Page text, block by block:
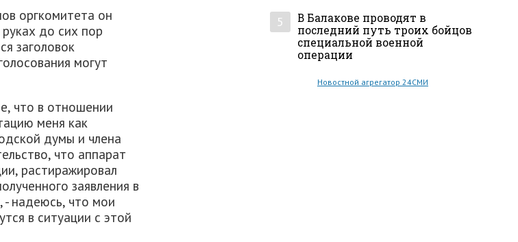
оргкомитета он
до сих пор
заголовок
могут
что в отношении
меня как
думы и члена
что аппарат
растиражировал
заявления в
- надеюсь, что мои
в ситуации с этой
5
В Балакове проводят в
последний путь троих бойцов
специальной военной
операции
Новостной агрегатор 24СМИ